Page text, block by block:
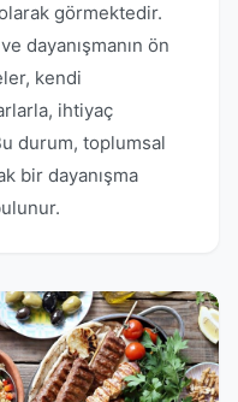
görmektedir.
dayanışmanın ön
kendi
ihtiyaç
durum, toplumsal
bir dayanışma